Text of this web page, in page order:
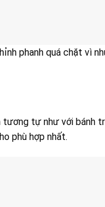
phanh quá chặt vì
tương tự như với
phù hợp nhất.